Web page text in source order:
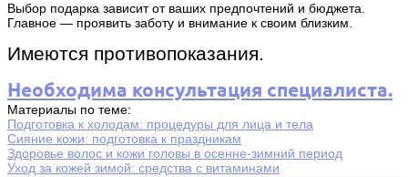
Выбор подарка зависит от ваших предпочтений и бюджета.
Главное — проявить заботу и внимание к своим близким.
Имеются противопоказания.
Необходима консультация специалиста.
Материалы по теме:
Подготовка к холодам: процедуры для лица и тела
Сияние кожи: подготовка к праздникам
Здоровье волос и кожи головы в осенне-зимний период
Уход за кожей зимой: средства с витаминами